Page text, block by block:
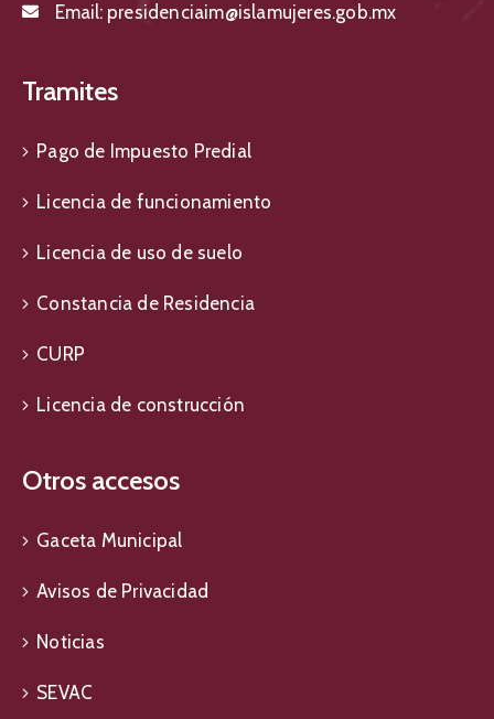
Email: presidenciaim@islamujeres.gob.mx
Tramites
Pago de Impuesto Predial
Licencia de funcionamiento
Licencia de uso de suelo
Constancia de Residencia
CURP
Licencia de construcción
Otros accesos
Gaceta Municipal
Avisos de Privacidad
Noticias
SEVAC